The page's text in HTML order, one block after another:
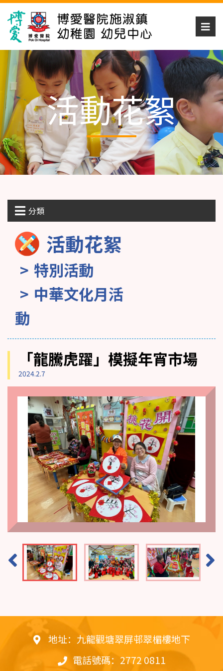
活動花絮
分類
活動花絮
特別活動
中華文化月活
動
「龍騰虎躍」模擬年宵市場
2024.2.7
地址：九龍觀塘翠屏邨翠楣樓地下
電話號碼：2772 0811